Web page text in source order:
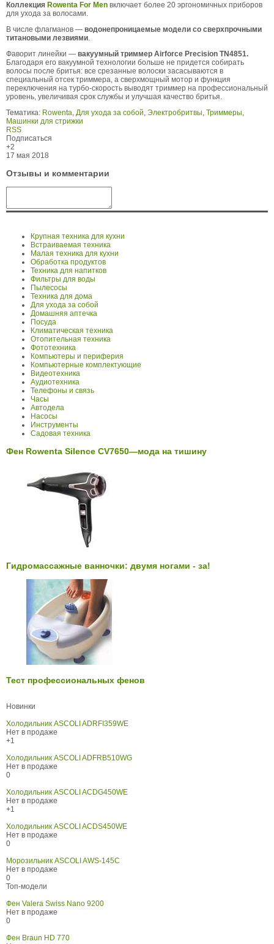
Коллекция Rowenta For Men включает более 20 эргономичных приборов
для ухода за волосами.
В числе флагманов — водонепроницаемые модели со сверхпрочными
титановыми лезвиями.
Фаворит линейки — вакуумный триммер Airforce Precision TN4851.
Благодаря его вакуумной технологии больше не придется собирать
волосы после бритья: все срезанные волоски засасываются в
специальный отсек триммера, а сверхмощный мотор и функция
переключения на турбо-скорость выводят триммер на профессиональный
уровень, увеличивая срок службы и улучшая качество бритья.
Тематика: Rowenta, Для ухода за собой, Электробритвы, Триммеры,
Машинки для стрижки
RSS
Подписаться
+2
17 мая 2018
Отзывы и комментарии
Крупная техника для кухни
Встраиваемая техника
Малая техника для кухни
Обработка продуктов
Техника для напитков
Фильтры для воды
Пылесосы
Техника для дома
Для ухода за собой
Домашняя аптечка
Посуда
Климатическая техника
Отопительная техника
Фототехника
Компьютеры и периферия
Компьютерные комплектующие
Видеотехника
Аудиотехника
Телефоны и связь
Часы
Автодела
Насосы
Инструменты
Садовая техника
Фен Rowenta Silence CV7650—мода на тишину
Гидромассажные ванночки: двумя ногами - за!
Тест профессиональных фенов
Новинки
Холодильник ASCOLI ADRFI359WE
Нет в продаже
+1
Холодильник ASCOLI ADFRB510WG
Нет в продаже
0
Холодильник ASCOLI ACDG450WE
Нет в продаже
+1
Холодильник ASCOLI ACDS450WE
Нет в продаже
0
Морозильник ASCOLI AWS-145C
Нет в продаже
0
Топ-модели
Фен Valera Swiss Nano 9200
Нет в продаже
0
Фен Braun HD 770